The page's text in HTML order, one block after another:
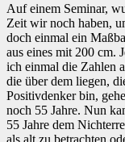
Auf einem Seminar,
Zeit wir noch haben,
doch einmal ein
aus eines mit 200 cm.
ich einmal die Zahlen
die über dem liegen,
Positivdenker bin,
noch 55 Jahre. Nun
55 Jahre dem
als alt zu betrachten